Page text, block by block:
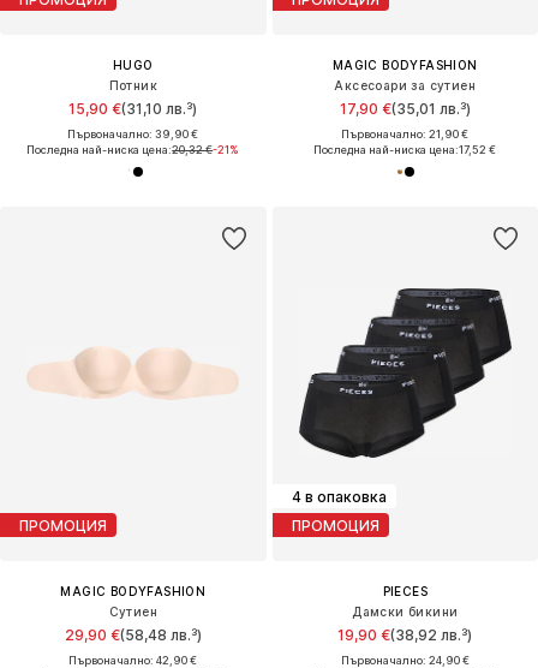
HUGO
Потник
15,90 €(31,10 лв.³)
Първоначално: 39,90 €
Последна най-ниска цена:20,32 €-21%
MAGIC BODYFASHION
Аксесоари за сутиен
17,90 €(35,01 лв.³)
Първоначално: 21,90 €
Последна най-ниска цена:17,52 €
ПРОМОЦИЯ
MAGIC BODYFASHION
Сутиен
29,90 €(58,48 лв.³)
Първоначално: 42,90 €
4 в опаковка
ПРОМОЦИЯ
PIECES
Дамски бикини
19,90 €(38,92 лв.³)
Първоначално: 24,90 €